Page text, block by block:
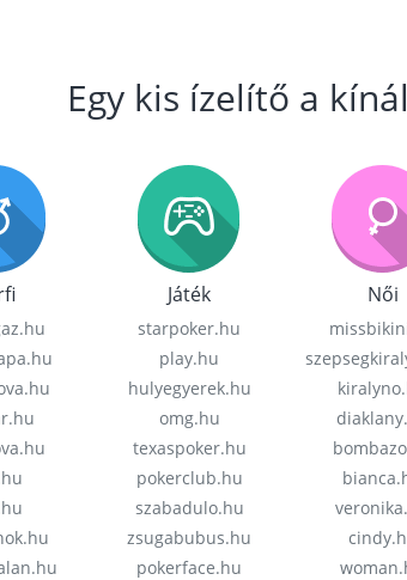
Egy kis ízelítő a
Játék
starpoker.hu
play.hu
hulyegyerek.hu
omg.hu
texaspoker.hu
pokerclub.hu
szabadulo.hu
zsugabubus.hu
pokerface.hu
Női